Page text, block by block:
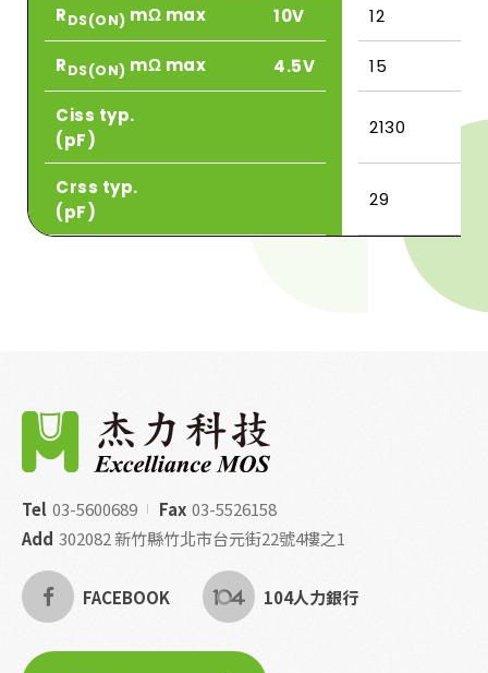
RDS(ON) mΩ max 10V 12
RDS(ON) mΩ max 4.5V 15
Ciss typ.
(pF)
2130
Crss typ.
(pF)
29
Tel 03-5600689 Fax 03-5526158
Add 302082 新竹縣竹北市台元街22號4樓之1
FACEBOOK 104人力銀行